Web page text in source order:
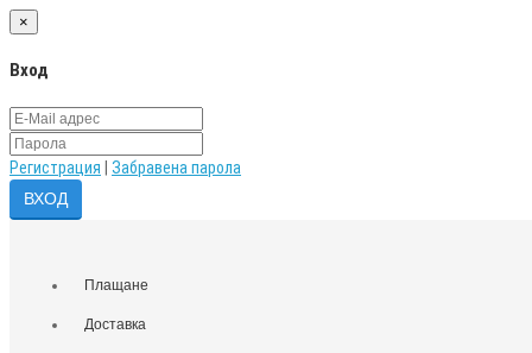
×
Вход
Регистрация Забравена парола
Плащане
Доставка